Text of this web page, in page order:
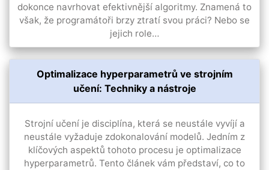
dokonce navrhovat efektivnější algoritmy. Znamená to
však, že programátoři brzy ztratí svou práci? Nebo se
jejich role…
Optimalizace hyperparametrů ve strojním
učení: Techniky a nástroje
Strojní učení je disciplína, která se neustále vyvíjí a
neustále vyžaduje zdokonalování modelů. Jedním z
klíčových aspektů tohoto procesu je optimalizace
hyperparametrů. Tento článek vám představí, co to